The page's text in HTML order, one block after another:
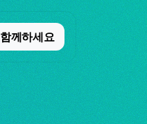
함께하세요